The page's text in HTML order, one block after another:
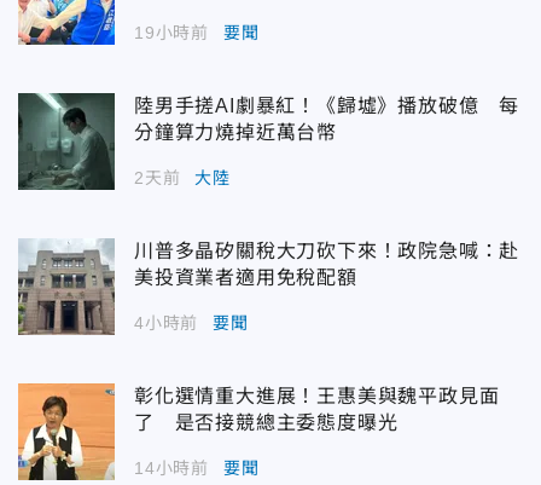
19小時前 要聞
陸男手搓AI劇暴紅！《歸墟》播放破億 每
分鐘算力燒掉近萬台幣
2天前 大陸
川普多晶矽關稅大刀砍下來！政院急喊：赴
美投資業者適用免稅配額
4小時前 要聞
彰化選情重大進展！王惠美與魏平政見面
了 是否接競總主委態度曝光
14小時前 要聞